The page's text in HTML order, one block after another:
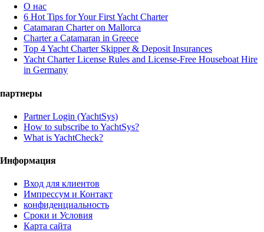
О нас
6 Hot Tips for Your First Yacht Charter
Catamaran Charter on Mallorca
Charter a Catamaran in Greece
Top 4 Yacht Charter Skipper & Deposit Insurances
Yacht Charter License Rules and License-Free Houseboat Hire
in Germany
партнеры
Partner Login (YachtSys)
How to subscribe to YachtSys?
What is YachtCheck?
Информация
Вход для клиентов
Импрессум и Контакт
конфиденциальность
Сроки и Условия
Карта сайта